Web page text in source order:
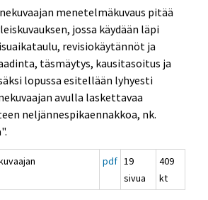
menetelmäkuvaus pitää
jossa käydään läpi
revisiokäytännöt ja
täsmäytys, kausitasoitus ja
lopussa esitellään lyhyesti
avulla laskettavaa
neljännespikaennakkoa, nk.
pdf 19
sivua
409
kt